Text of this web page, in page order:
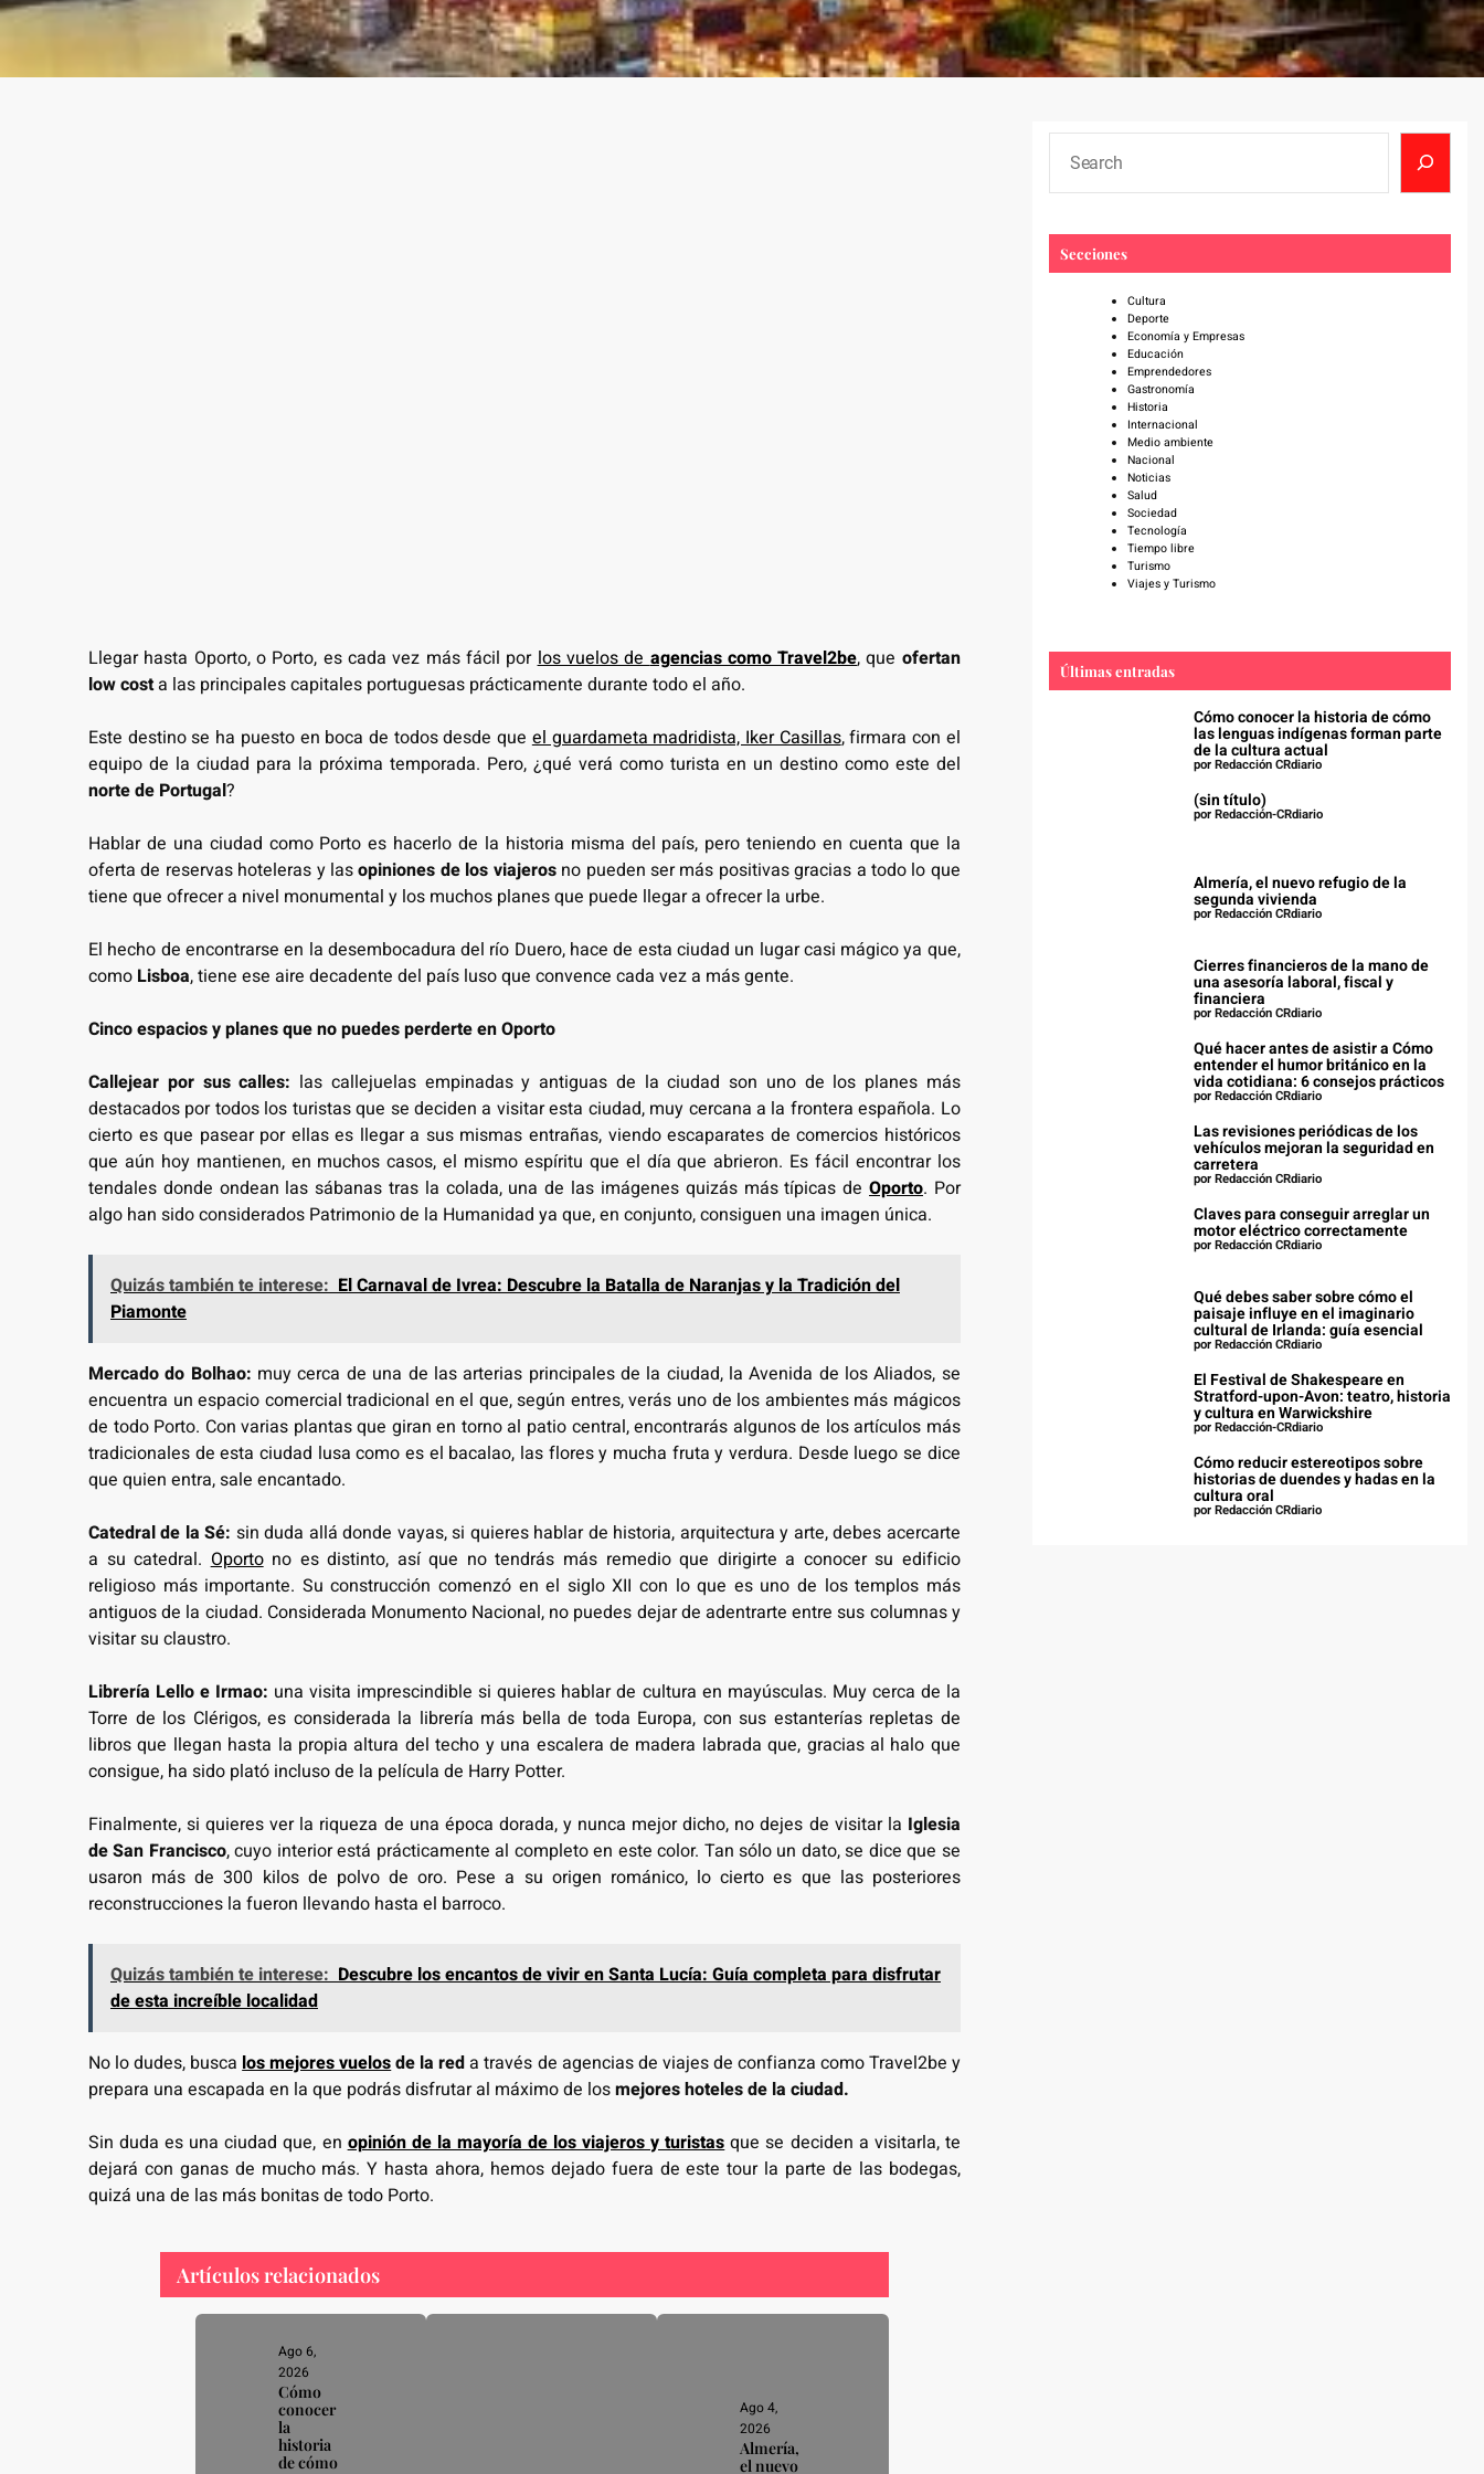
Llegar hasta Oporto, o Porto, es cada vez más fácil porlos vuelos deagencias como Travel2be, que ofertan
low costa las principales capitales portuguesas prácticamente durante todo el año.
Este destino se ha puesto en boca de todos desde queel guardameta madridista, Iker Casillas, firmara con el
equipo de la ciudad para la próxima temporada. Pero, ¿qué verá como turista en un destino como este del
norte de Portugal?
Hablar de una ciudad como Porto es hacerlo de la historia misma del país, pero teniendo en cuenta que la
oferta de reservas hoteleras y lasopiniones de los viajerosno pueden ser más positivas gracias a todo lo que
tiene que ofrecer a nivel monumental y los muchos planes que puede llegar a ofrecer la urbe.
El hecho de encontrarse en la desembocadura del río Duero, hace de esta ciudad un lugar casi mágico ya que,
como Lisboa, tiene ese aire decadente del país luso que convence cada vez a más gente.
Cinco espacios y planes que no puedes perderte en Oporto
Callejear por sus calles: las callejuelas empinadas y antiguas de la ciudad son uno de los planes más
destacados por todos los turistas que se deciden a visitar esta ciudad, muy cercana a la frontera española. Lo
cierto es que pasear por ellas es llegar a sus mismas entrañas, viendo escaparates de comercios históricos
que aún hoy mantienen, en muchos casos, el mismo espíritu que el día que abrieron. Es fácil encontrar los
tendales donde ondean las sábanas tras la colada, una de las imágenes quizás más típicas de Oporto. Por
algo han sido considerados Patrimonio de la Humanidad ya que, en conjunto, consiguen una imagen única.
Quizás también te interese: El Carnaval de Ivrea: Descubre la Batalla de Naranjas y la Tradición del
Piamonte
Mercado do Bolhao: muy cerca de una de las arterias principales de la ciudad, la Avenida de los Aliados, se
encuentra un espacio comercial tradicional en el que, según entres, verás uno de los ambientes más mágicos
de todo Porto. Con varias plantas que giran en torno al patio central, encontrarás algunos de los artículos más
tradicionales de esta ciudad lusa como es el bacalao, las flores y mucha fruta y verdura. Desde luego se dice
que quien entra, sale encantado.
Catedral de la Sé: sin duda allá donde vayas, si quieres hablar de historia, arquitectura y arte, debes acercarte
a su catedral.Oportono es distinto, así que no tendrás más remedio que dirigirte a conocer su edificio
religioso más importante. Su construcción comenzó en el siglo XII con lo que es uno de los templos más
antiguos de la ciudad. Considerada Monumento Nacional, no puedes dejar de adentrarte entre sus columnas y
visitar su claustro.
Librería Lello e Irmao: una visita imprescindible si quieres hablar de cultura en mayúsculas. Muy cerca de la
Torre de los Clérigos, es considerada la librería más bella de toda Europa, con sus estanterías repletas de
libros que llegan hasta la propia altura del techo y una escalera de madera labrada que, gracias al halo que
consigue, ha sido plató incluso de la película de Harry Potter.
Finalmente, si quieres ver la riqueza de una época dorada, y nunca mejor dicho, no dejes de visitar la Iglesia
de San Francisco, cuyo interior está prácticamente al completo en este color. Tan sólo un dato, se dice que se
usaron más de 300 kilos de polvo de oro. Pese a su origen románico, lo cierto es que las posteriores
reconstrucciones la fueron llevando hasta el barroco.
Quizás también te interese: Descubre los encantos de vivir en Santa Lucía: Guía completa para disfrutar
de esta increíble localidad
No lo dudes, buscalos mejores vuelosde la reda través de agencias de viajes de confianza como Travel2be y
prepara una escapada en la que podrás disfrutar al máximo de losmejores hoteles de la ciudad.
Sin duda es una ciudad que, enopinión de la mayoría de los viajeros y turistasque se deciden a visitarla, te
dejará con ganas de mucho más. Y hasta ahora, hemos dejado fuera de este tour la parte de las bodegas,
quizá una de las más bonitas de todo Porto.
Artículos relacionados
Ago 6,
2026
Cómo
conocer
la
historia
de cómo
Ago 4,
2026
Almería,
el nuevo
a
Secciones
Cultura
Deporte
Economía y Empresas
Educación
Emprendedores
Gastronomía
Historia
Internacional
Medio ambiente
Nacional
Noticias
Salud
Sociedad
Tecnología
Tiempo libre
Turismo
Viajes y Turismo
Últimas entradas
Cómo conocer la historia de cómo
las lenguas indígenas forman parte
de la cultura actual
por Redacción CRdiario
(sin título)
por Redacción-CRdiario
Almería, el nuevo refugio de la
segunda vivienda
por Redacción CRdiario
Cierres financieros de la mano de
una asesoría laboral, fiscal y
financiera
por Redacción CRdiario
Qué hacer antes de asistir a Cómo
entender el humor británico en la
vida cotidiana: 6 consejos prácticos
por Redacción CRdiario
Las revisiones periódicas de los
vehículos mejoran la seguridad en
carretera
por Redacción CRdiario
Claves para conseguir arreglar un
motor eléctrico correctamente
por Redacción CRdiario
Qué debes saber sobre cómo el
paisaje influye en el imaginario
cultural de Irlanda: guía esencial
por Redacción CRdiario
El Festival de Shakespeare en
Stratford-upon-Avon: teatro, historia
y cultura en Warwickshire
por Redacción-CRdiario
Cómo reducir estereotipos sobre
historias de duendes y hadas en la
cultura oral
por Redacción CRdiario